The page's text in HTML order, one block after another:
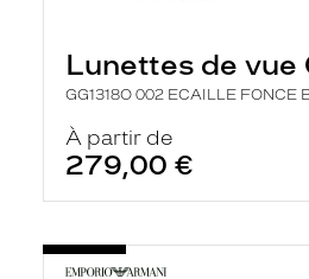
Lunettes de vue
GG1318O 002 ECAILLE FONCE
À partir de
279,00 €